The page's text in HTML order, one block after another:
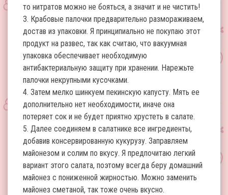
то нитратов можно не бояться, а значит и не чистить!
3. Крабовые палочки предварительно размораживаем,
достав из упаковки. Я принципиально не покупаю этот
продукт на развес, так как считаю, что вакуумная
упаковка обеспечивает необходимую
антибактериальную защиту при хранении. Нарежьте
палочки некрупными кусочками.
4. Затем мелко шинкуем пекинскую капусту. Мять ее
дополнительно нет необходимости, иначе она
потеряет сок и не будет приятно хрустеть в салате.
5. Далее соединяем в салатнике все ингредиенты,
добавив консервированную кукурузу. Заправляем
майонезом и солим по вкусу. Я предпочитаю легкий
вариант этого салата, поэтому всегда беру домашний
майонез с пониженной жирностью. Можно заменить
майонез сметаной, так тоже очень вкусно.